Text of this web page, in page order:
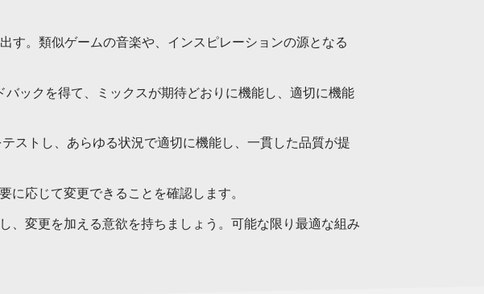
す。類似ゲームの音楽や、インスピレーションの源となる
ックを得て、ミックスが期待どおりに機能し、適切に機能
ストし、あらゆる状況で適切に機能し、一貫した品質が提
応じて変更できることを確認します。
、変更を加える意欲を持ちましょう。可能な限り最適な組み